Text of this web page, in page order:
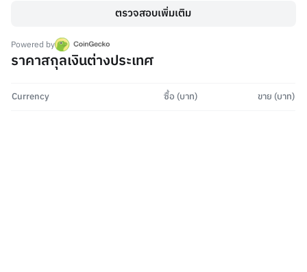
ตรวจสอบเพิ่มเติม
Powered by
ราคาสกุลเงินต่างประเทศ
Currency ซื้อ (บาท) ขาย (บาท)